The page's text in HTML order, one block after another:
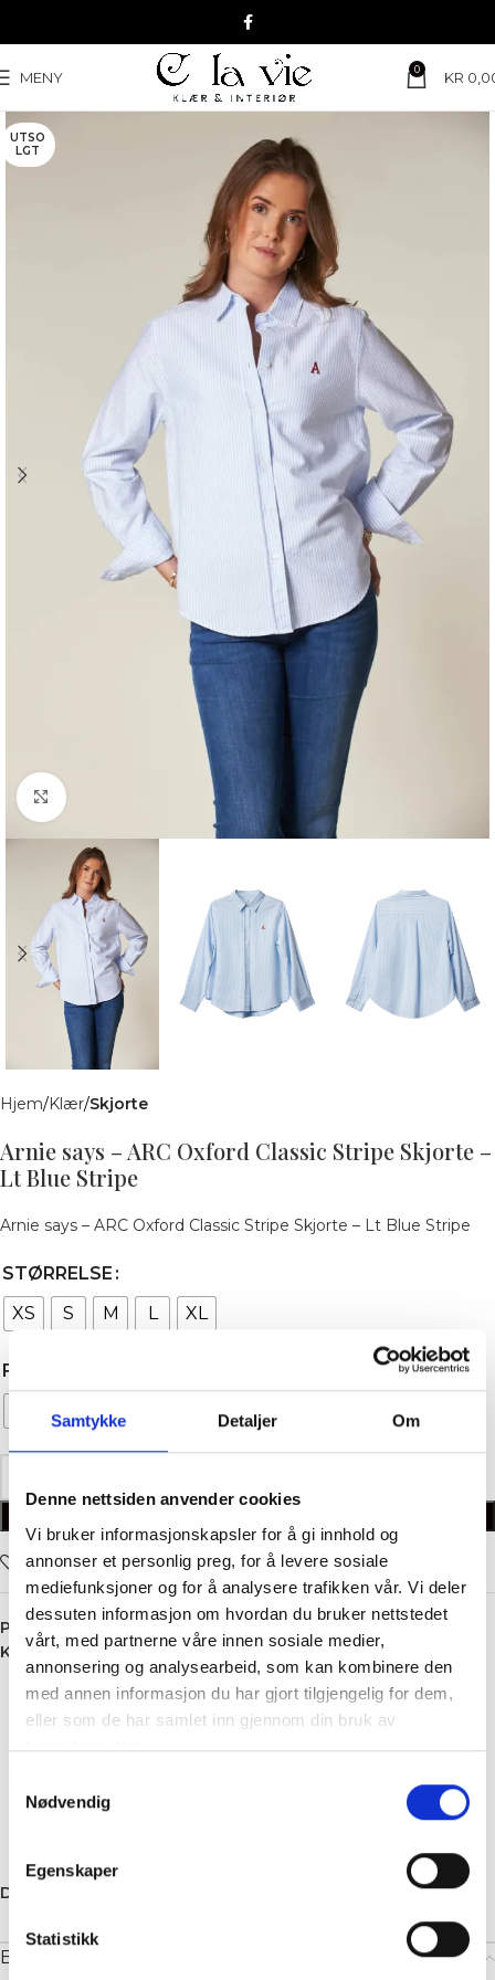
Samtykke Detaljer Om
Denne nettsiden anvender cookies
Vi bruker informasjonskapsler for å gi innhold og
annonser et personlig preg, for å levere sosiale
mediefunksjoner og for å analysere trafikken vår. Vi deler
dessuten informasjon om hvordan du bruker nettstedet
vårt, med partnerne våre innen sosiale medier,
annonsering og analysearbeid, som kan kombinere den
med annen informasjon du har gjort tilgjengelig for dem,
eller som de har samlet inn gjennom din bruk av
tjenestene deres.
Nødvendig
Egenskaper
Statistikk
MENY 0 KR
UTSO
LGT
Klikk for å forstørre
Hjem Klær Skjorte
Arnie says – ARC Oxford Classic Stripe Skjorte –
Lt Blue Stripe
Arnie says – ARC Oxford Classic Stripe Skjorte – Lt Blue Stripe
STØRRELSE
XS
S M L XL
FARGE
Lt Blue Stripe
Legg i ønskelisten
Produktnummer:
5527
Kategori: Skjorte
Dele:
Beskrivelse